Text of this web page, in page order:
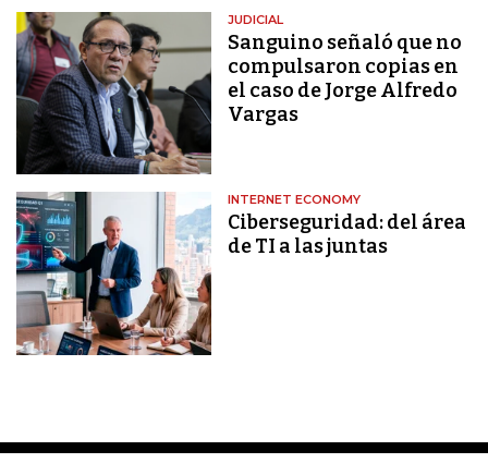
JUDICIAL
Sanguino señaló que no
compulsaron copias en
el caso de Jorge Alfredo
Vargas
INTERNET ECONOMY
Ciberseguridad: del área
de TI a las juntas